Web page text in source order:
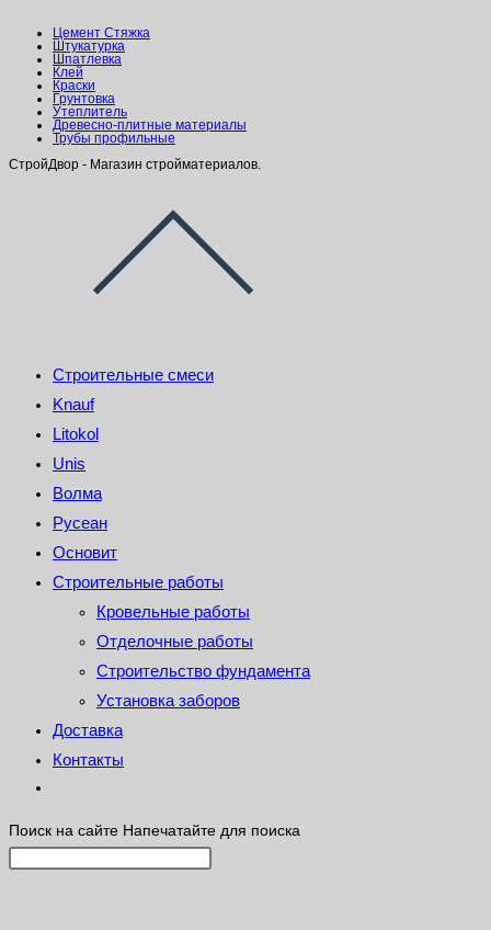
Цемент Стяжка
Штукатурка
Шпатлевка
Клей
Краски
Грунтовка
Утеплитель
Древесно-плитные материалы
Трубы профильные
СтройДвор - Магазин стройматериалов.
Строительные смеси
Knauf
Litokol
Unis
Волма
Русеан
Основит
Строительные работы
Кровельные работы
Отделочные работы
Строительство фундамента
Установка заборов
Доставка
Контакты
Поиск на сайте Напечатайте для поиска